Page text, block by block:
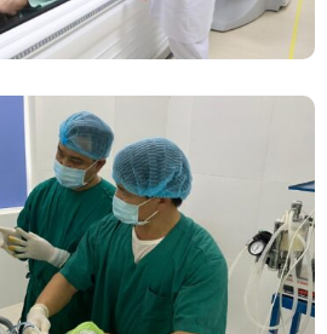
Dưới Siêu Âm, Điều Trị U
Không Cần Phẫu Thuật